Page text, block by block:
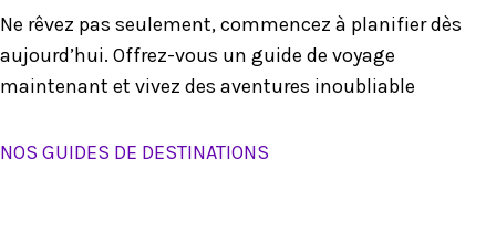
Ne rêvez pas seulement, commencez à planifier dès
aujourd’hui. Offrez-vous un guide de voyage
maintenant et vivez des aventures inoubliable
NOS GUIDES DE DESTINATIONS